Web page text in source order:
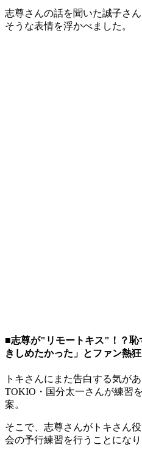
志尊さんの話を聞いた誠子さ
そうな表情を浮かべました。
■志尊が"リモートキス"！？恥
きしめたかった」とファン熱狂
トキさんにまた告白する気が
TOKIO・国分太一さんが練習
案。
そこで、志尊さんがトキさん
会の予行練習を行うことになり